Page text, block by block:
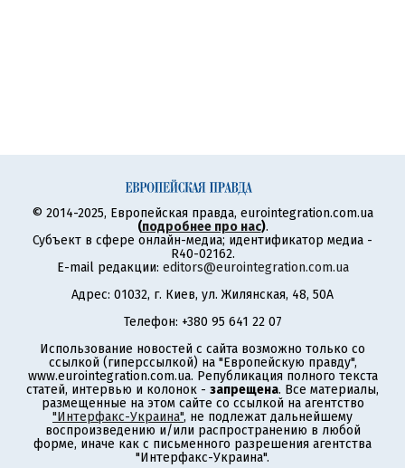
© 2014-2025, Европейская правда, eurointegration.com.ua
(подробнее про нас).
Субъект в сфере онлайн-медиа; идентификатор медиа -
R40-02162.
E-mail редакции: editors@eurointegration.com.ua
Адрес: 01032, г. Киев, ул. Жилянская, 48, 50А
Телефон: +380 95 641 22 07
Использование новостей с сайта возможно только со
ссылкой (гиперссылкой) на "Европейскую правду",
www.eurointegration.com.ua. Републикация полного текста
статей, интервью и колонок - запрещена. Все материалы,
размещенные на этом сайте со ссылкой на агентство
"Интерфакс-Украина", не подлежат дальнейшему
воспроизведению и/или распространению в любой
форме, иначе как с письменного разрешения агентства
"Интерфакс-Украина".